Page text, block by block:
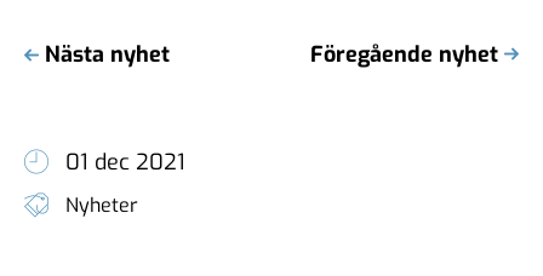
Nästa nyhet Föregående nyhet
01 dec 2021
Nyheter